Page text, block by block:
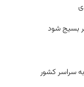
بسیج شود